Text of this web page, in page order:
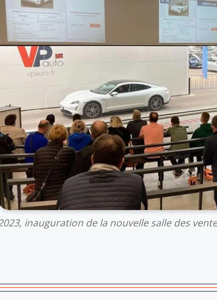
inauguration de la nouvelle salle des